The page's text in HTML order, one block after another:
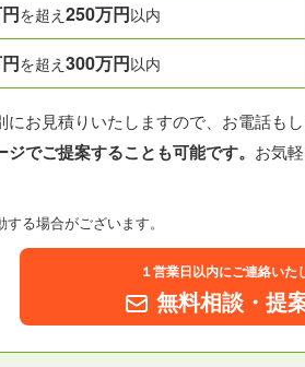
を超え 250万円以内
を超え 300万円以内
お見積りいたしますので、お電話も
でご提案することも可能です。 お気
る場合がございます。
１営業日以内にご連絡いた
無料相談・提